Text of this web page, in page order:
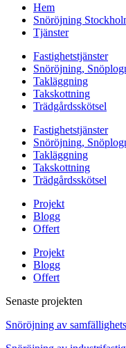
Hem
Snöröjning
Tjänster
Fastighetstjänster
Snöröjning,
Takläggning
Takskottning
Trädgårdsskötsel
Fastighetstjänster
Snöröjning,
Takläggning
Takskottning
Trädgårdsskötsel
Projekt
Blogg
Offert
Projekt
Blogg
Offert
Senaste projekten
Snöröjning av